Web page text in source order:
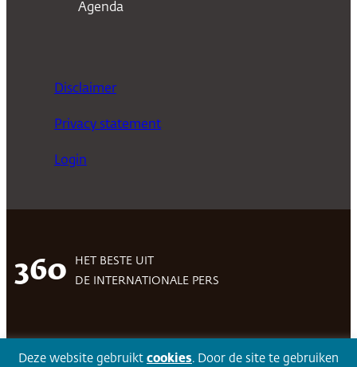
Agenda
Disclaimer
Privacy statement
Login
360
HET BESTE UIT
DE INTERNATIONALE PERS
Volg 360Facebook LinkedIn Twitter
Deze website gebruikt cookies. Door de site te gebruiken